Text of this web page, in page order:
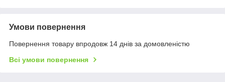
Умови повернення
Повернення товару впродовж 14 днів за домовленістю
Всі умови повернення